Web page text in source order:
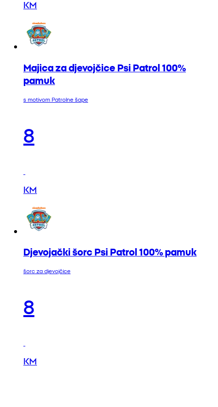
KM
Majica za djevojčice Psi Patrol 100%
pamuk
s motivom Patrolne šape
8
KM
Djevojački šorc Psi Patrol 100% pamuk
šorc za djevojčice
8
KM